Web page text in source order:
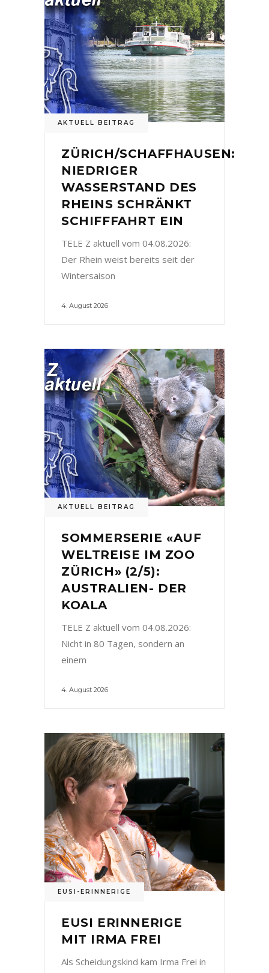
AKTUELL BEITRAG
ZÜRICH/SCHAFFHAUSEN:
NIEDRIGER
WASSERSTAND DES
RHEINS SCHRÄNKT
SCHIFFFAHRT EIN
TELE Z aktuell vom 04.08.2026:
Der Rhein weist bereits seit der
Wintersaison
4. August 2026
AKTUELL BEITRAG
SOMMERSERIE «AUF
WELTREISE IM ZOO
ZÜRICH» (2/5):
AUSTRALIEN- DER
KOALA
TELE Z aktuell vom 04.08.2026:
Nicht in 80 Tagen, sondern an
einem
4. August 2026
EUSI-ERINNERIGE
EUSI ERINNERIGE
MIT IRMA FREI
Als Scheidungskind kam Irma Frei in